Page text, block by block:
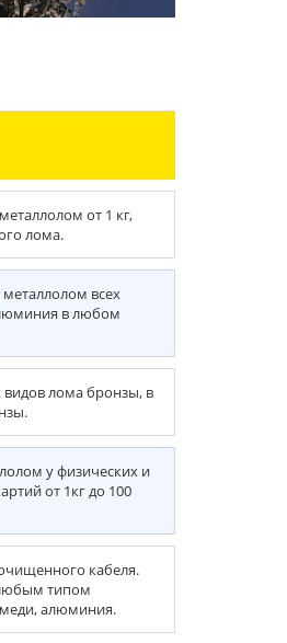
от 1 кг,
лома.
всех
в любом
лома бронзы, в
у физических и
от 1кг до 100
кабеля.
типом
алюминия.